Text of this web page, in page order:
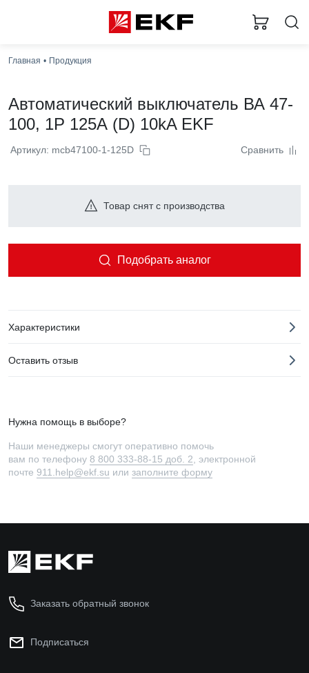
Главная Продукция
Автоматический выключатель ВА 47-
100, 1P 125А (D) 10kA EKF
Артикул: mcb47100-1-125D Сравнить
Товар снят с производства
Подобрать аналог
Характеристики
Оставить отзыв
Нужна помощь в выборе?
Наши менеджеры смогут оперативно помочь
вам по телефону 8 800 333-88-15 доб. 2 , электронной
почте 911.help@ekf.su или заполните форму
Заказать обратный звонок
Подписаться